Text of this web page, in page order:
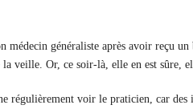
médecin généraliste après avoir reçu
veille. Or, ce soir-là, elle en est sûre,
régulièrement voir le praticien, car des